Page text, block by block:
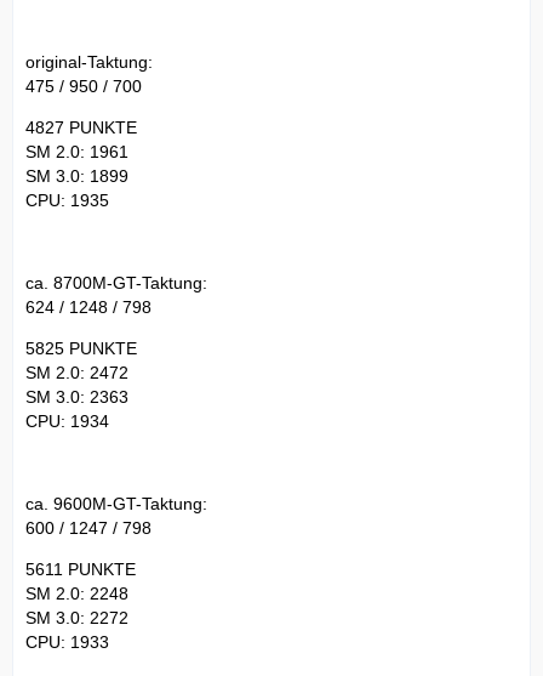
original-Taktung:
475 / 950 / 700
4827 PUNKTE
SM 2.0: 1961
SM 3.0: 1899
CPU: 1935
ca. 8700M-GT-Taktung:
624 / 1248 / 798
5825 PUNKTE
SM 2.0: 2472
SM 3.0: 2363
CPU: 1934
ca. 9600M-GT-Taktung:
600 / 1247 / 798
5611 PUNKTE
SM 2.0: 2248
SM 3.0: 2272
CPU: 1933